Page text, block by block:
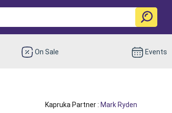
On Sale Events
Kapruka Partner : Mark Ryden